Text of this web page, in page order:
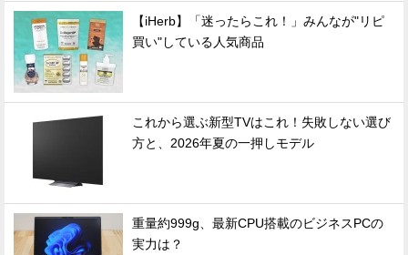
【iHerb】「迷ったらこれ！」みんなが"リピ
買い"している人気商品
これから選ぶ新型TVはこれ！失敗しない選び
方と、2026年夏の一押しモデル
重量約999g、最新CPU搭載のビジネスPCの
実力は？